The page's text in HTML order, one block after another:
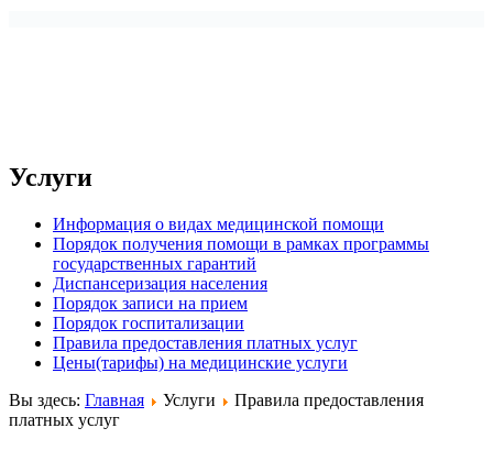
Услуги
Информация о видах медицинской помощи
Порядок получения помощи в рамках программы
государственных гарантий
Диспансеризация населения
Порядок записи на прием
Порядок госпитализации
Правила предоставления платных услуг
Цены(тарифы) на медицинские услуги
Вы здесь: Главная Услуги
Правила предоставления
платных услуг